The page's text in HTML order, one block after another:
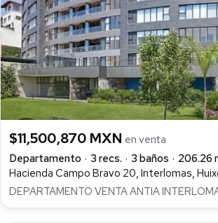
$11,500,870 MXN en venta
Departamento
3 recs. 3 baños
206.26
Hacienda Campo Bravo 20, Interlomas,
DEPARTAMENTO VENTA ANTIA